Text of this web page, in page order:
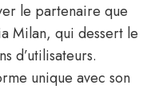
le partenaire que
Milan, qui dessert le
d’utilisateurs.
unique avec son